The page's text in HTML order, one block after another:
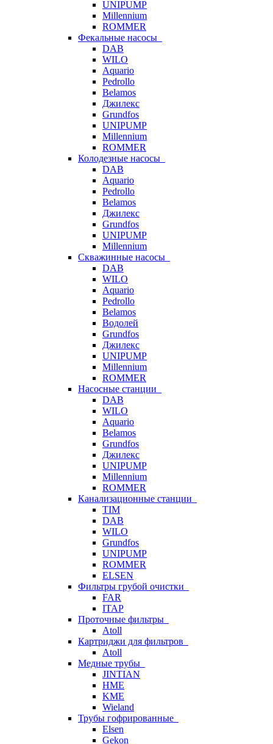
UNIPUMP
Millennium
ROMMER
Фекальные насосы
DAB
WILO
Aquario
Pedrollo
Belamos
Джилекс
Grundfos
UNIPUMP
Millennium
ROMMER
Колодезные насосы
DAB
Aquario
Pedrollo
Belamos
Джилекс
Grundfos
UNIPUMP
Millennium
Скважинные насосы
DAB
WILO
Aquario
Pedrollo
Belamos
Водолей
Grundfos
Джилекс
UNIPUMP
Millennium
ROMMER
Насосные станции
DAB
WILO
Aquario
Belamos
Grundfos
Джилекс
UNIPUMP
Millennium
ROMMER
Канализационные станции
TIM
DAB
WILO
Grundfos
UNIPUMP
ROMMER
ELSEN
Фильтры грубой очистки
FAR
ITAP
Проточные фильтры
Atoll
Картриджи для фильтров
Atoll
Медные трубы
JINTIAN
HME
KME
Wieland
Трубы гофрированные
Elsen
Gekon